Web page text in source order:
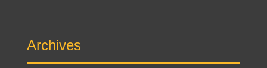
Archives